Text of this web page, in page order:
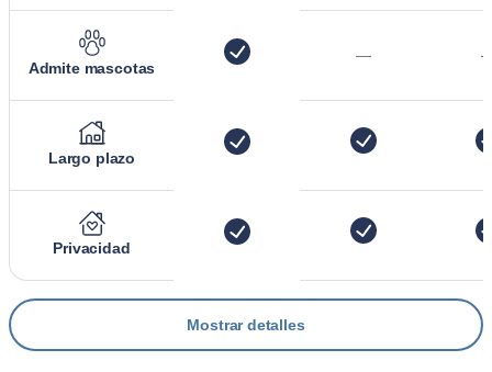
Admite mascotas
—
Largo plazo
Privacidad
Mostrar detalles